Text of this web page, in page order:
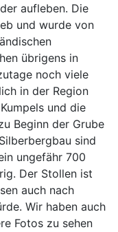
aufleben. Die
und wurde von
übrigens in
noch viele
in der Region
und die
Beginn der Grube
sind
ungefähr 700
Der Stollen ist
auch nach
Wir haben auch
Fotos zu sehen